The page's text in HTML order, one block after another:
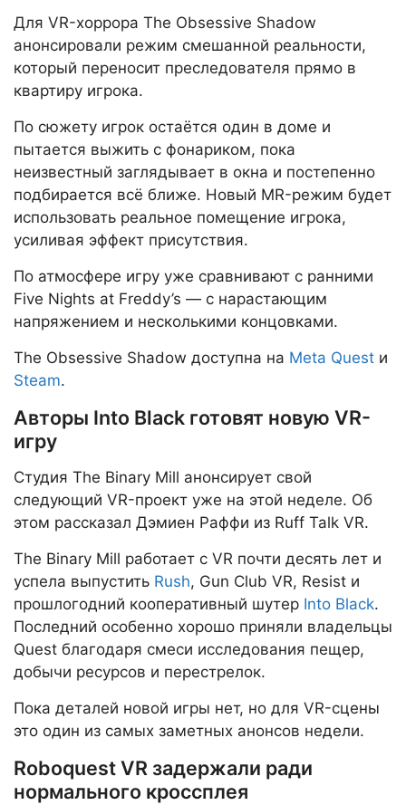
Для VR-хоррора The Obsessive Shadow
анонсировали режим смешанной реальности,
который переносит преследователя прямо в
квартиру игрока.
По сюжету игрок остаётся один в доме и
пытается выжить с фонариком, пока
неизвестный заглядывает в окна и постепенно
подбирается всё ближе. Новый MR-режим будет
использовать реальное помещение игрока,
усиливая эффект присутствия.
По атмосфере игру уже сравнивают с ранними
Five Nights at Freddy’s — с нарастающим
напряжением и несколькими концовками.
The Obsessive Shadow доступна на Meta Quest и
Steam.
Авторы Into Black готовят новую VR-
игру
Студия The Binary Mill анонсирует свой
следующий VR-проект уже на этой неделе. Об
этом рассказал Дэмиен Раффи из Ruff Talk VR.
The Binary Mill работает с VR почти десять лет и
успела выпустить Rush, Gun Club VR, Resist и
прошлогодний кооперативный шутер Into Black.
Последний особенно хорошо приняли владельцы
Quest благодаря смеси исследования пещер,
добычи ресурсов и перестрелок.
Пока деталей новой игры нет, но для VR-сцены
это один из самых заметных анонсов недели.
Roboquest VR задержали ради
нормального кроссплея